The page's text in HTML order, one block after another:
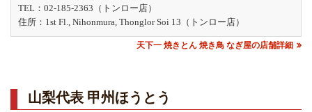
TEL：02-185-2363（トンロー店）
住所：1st Fl., Nihonmura, Thonglor Soi 13（トンロー店）
天下一 焼きとん 焼き鳥 なぎ屋の店舗詳細
山梨代表 甲州ほうとう